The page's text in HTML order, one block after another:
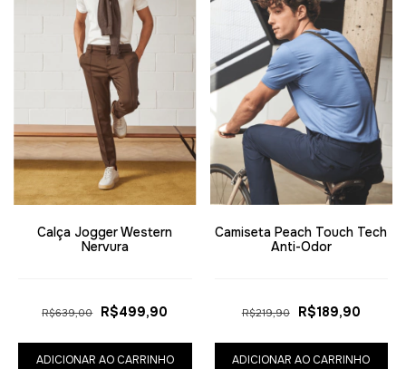
Calça Jogger Western
Nervura
R$639,00 R$499,90
ADICIONAR AO CARRINHO
Camiseta Peach Touch Tech
Anti-Odor
R$219,90 R$189,90
ADICIONAR AO CARRINHO